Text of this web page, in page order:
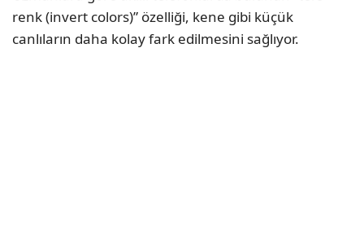
renk (invert colors)” özelliği, kene gibi küçük
canlıların daha kolay fark edilmesini sağlıyor.